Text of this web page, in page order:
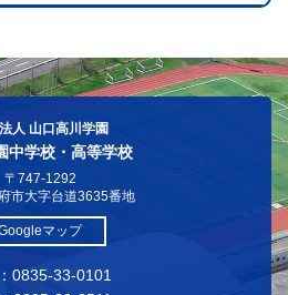
人 山口高川学園
中学校・高等学校
〒747-1292
市大字台道3635番地
マップ
0835-33-0101